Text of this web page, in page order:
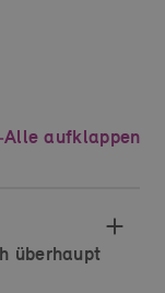
Alle aufklappen
überhaupt